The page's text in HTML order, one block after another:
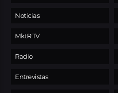
Noticias
MktR TV
Radio
Entrevistas